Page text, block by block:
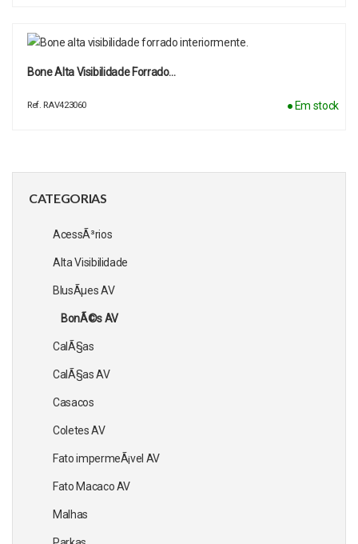
CATEGORIAS
AcessÃ³rios
Alta Visibilidade
BlusÃµes AV
BonÃ©s AV
CalÃ§as
CalÃ§as AV
Casacos
Coletes AV
Fato impermeÃ¡vel AV
Fato Macaco AV
Malhas
Bone Alta Visibilidade Forrado…
Ref. RAV423060 ● Em stock